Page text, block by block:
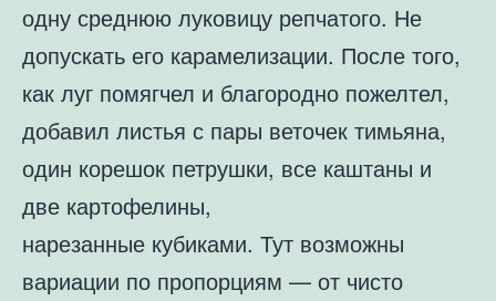
одну среднюю луковицу репчатого. Не
допускать его карамелизации. После того,
как луг помягчел и благородно пожелтел,
добавил листья с пары веточек тимьяна,
один корешок петрушки, все каштаны и
две картофелины,
нарезанные кубиками. Тут возможны
вариации по пропорциям — от чисто